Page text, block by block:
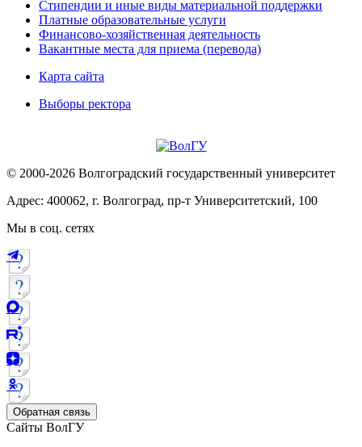
Стипендии и иные виды материальной поддержки
Платные образовательные услуги
Финансово-хозяйственная деятельность
Вакантные места для приема (перевода)
Карта сайта
Выборы ректора
© 2000-2026 Волгоградский государственный университет
Адрес: 400062, г. Волгоград, пр-т Университетский, 100
Мы в соц. сетях
Обратная связь
Сайты ВолГУ